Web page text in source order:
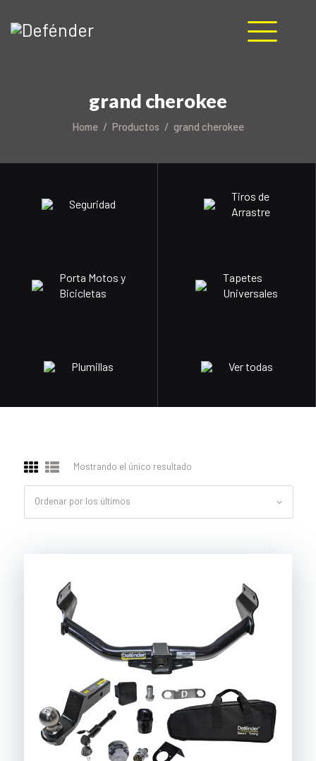
grand cherokee
Home Productos grand cherokee
Seguridad
Tiros de
Arrastre
Porta Motos y
Bicicletas
Tapetes
Universales
Plumillas Ver todas
NOSOTROS
PRODUCTOS
RECURSOS
CONTACTO
Mostrando el único resultado